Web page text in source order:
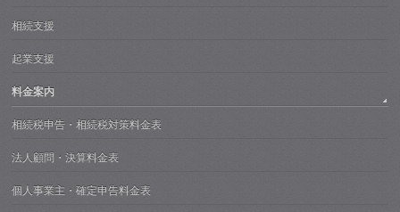
相続支援
起業支援
料金案内
相続税申告・相続税対策料金表
法人顧問・決算料金表
個人事業主・確定申告料金表